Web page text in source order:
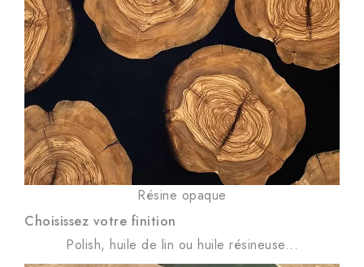
Résine opaque
Choisissez votre finition
Polish, huile de lin ou huile résineuse...